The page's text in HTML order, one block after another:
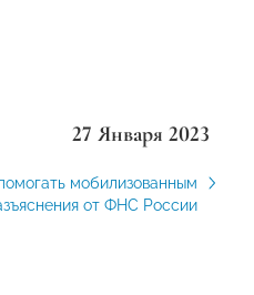
27 Января 2023
мобилизованным
от ФНС России